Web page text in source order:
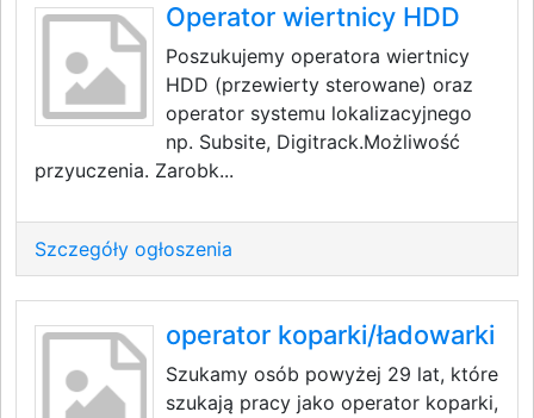
Operator wiertnicy HDD
Poszukujemy operatora wiertnicy
HDD (przewierty sterowane) oraz
operator systemu lokalizacyjnego
np. Subsite, Digitrack.Możliwość
przyuczenia. Zarobk...
Szczegóły ogłoszenia
operator koparki/ładowarki
Szukamy osób powyżej 29 lat, które
szukają pracy jako operator koparki,